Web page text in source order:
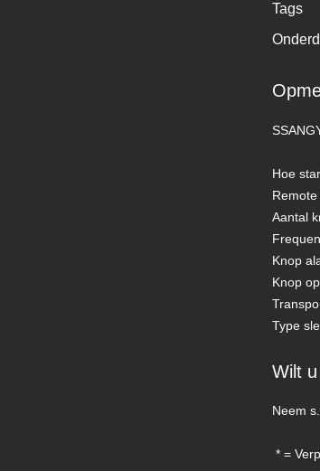
Tags
Hoe
Aantal
Knop
Knop
Type
Wilt
Neem
=